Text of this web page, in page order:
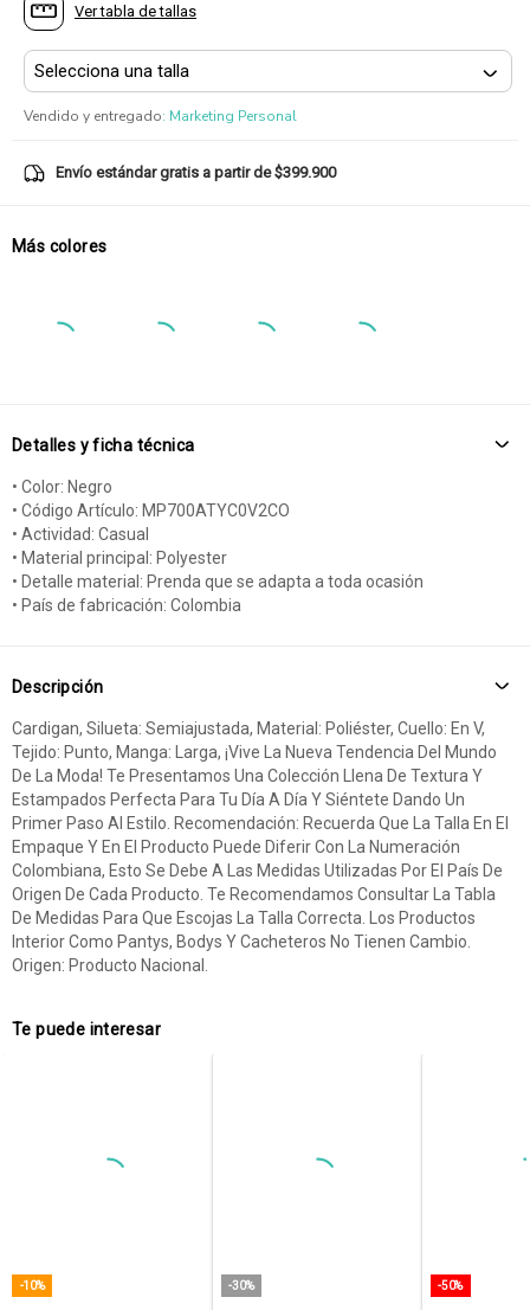
Ver tabla de tallas
Vendido y entregado: Marketing Personal
Envío estándar gratis a partir de $399.900
Más colores
Detalles y ficha técnica
• Color: Negro
• Código Artículo: MP700ATYC0V2CO
• Actividad: Casual
• Material principal: Polyester
• Detalle material: Prenda que se adapta a toda ocasión
• País de fabricación: Colombia
Descripción
Cardigan, Silueta: Semiajustada, Material: Poliéster, Cuello: En V,
Tejido: Punto, Manga: Larga, ¡Vive La Nueva Tendencia Del Mundo
De La Moda! Te Presentamos Una Colección Llena De Textura Y
Estampados Perfecta Para Tu Día A Día Y Siéntete Dando Un
Primer Paso Al Estilo. Recomendación: Recuerda Que La Talla En El
Empaque Y En El Producto Puede Diferir Con La Numeración
Colombiana, Esto Se Debe A Las Medidas Utilizadas Por El País De
Origen De Cada Producto. Te Recomendamos Consultar La Tabla
De Medidas Para Que Escojas La Talla Correcta. Los Productos
Interior Como Pantys, Bodys Y Cacheteros No Tienen Cambio.
Origen: Producto Nacional.
Te puede interesar
-10% -30% -50%